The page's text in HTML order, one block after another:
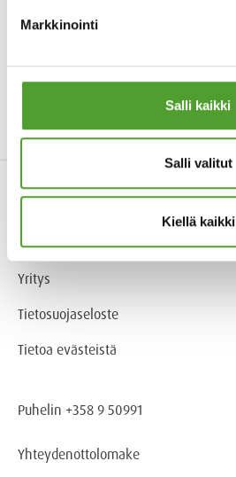
Markkinointi
Salli kaikki
Salli valitut
Kiellä kaikki
Palvelut
Yritys
Tietosuojaseloste
Tietoa evästeistä
Puhelin +358 9 50991
Yhteydenottolomake